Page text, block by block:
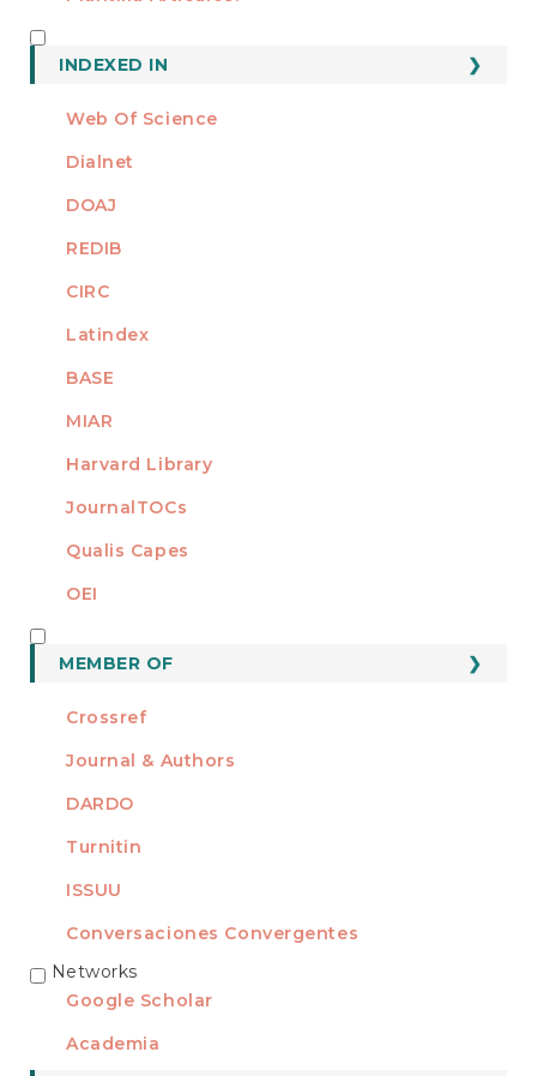
INDEXED IN
Web Of Science
Dialnet
DOAJ
REDIB
CIRC
Latindex
BASE
MIAR
Harvard Library
JournalTOCs
Qualis Capes
OEI
MEMBER OF
Crossref
Journal & Authors
DARDO
Turnitin
ISSUU
Conversaciones Convergentes
REDES
Networks
Google Scholar
Academia